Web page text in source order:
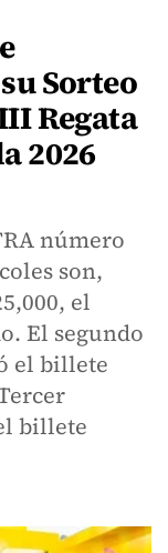
Sorteo
Regata
2026
número
son,
el
El segundo
el billete
billete